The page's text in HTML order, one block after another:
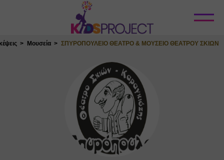
Κλείσιμο
Μουσεία ΣΠΥΡΟΠΟΥΛΕΙΟ ΘΕΑΤΡΟ & ΜΟΥΣΕΙΟ ΘΕΑΤΡΟΥ ΣΚΙΩΝ